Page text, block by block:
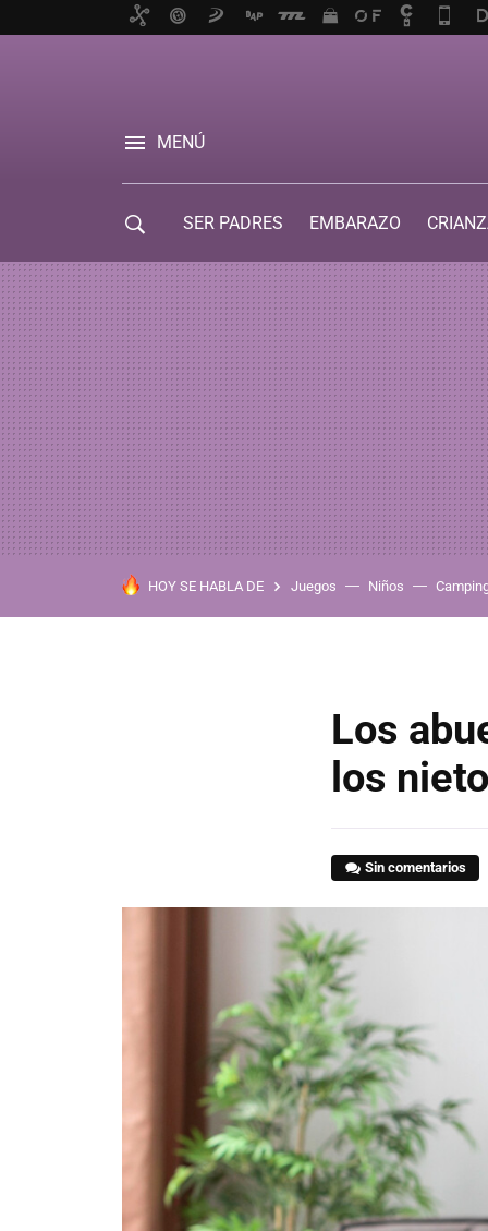
MENÚ
SER PADRES EMBARAZO
HOY SE HABLA DE Juegos Niños
Los
los
Sin comentarios